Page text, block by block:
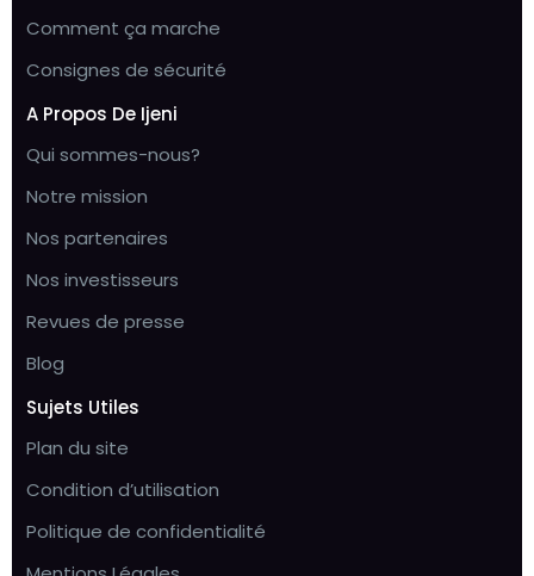
Comment ça marche
Consignes de sécurité
A Propos De Ijeni
Qui sommes-nous?
Notre mission
Nos partenaires
Nos investisseurs
Revues de presse
Blog
Sujets Utiles
Plan du site
Condition d’utilisation
Politique de confidentialité